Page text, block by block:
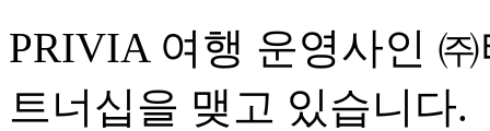
PRIVIA 여행 운영사인
트너십을 맺고 있습니다.